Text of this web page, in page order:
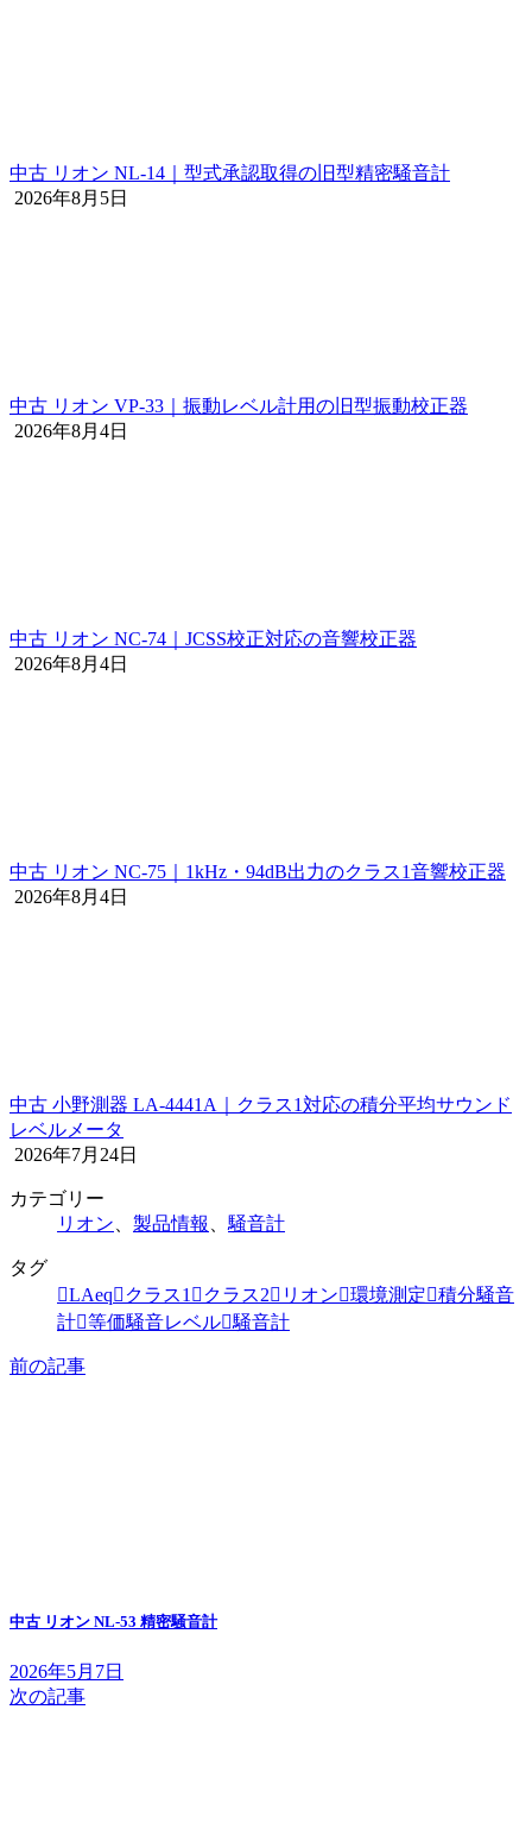
中古 リオン NL-14｜型式承認取得の旧型精密騒音計
2026年8月5日
中古 リオン VP-33｜振動レベル計用の旧型振動校正器
2026年8月4日
中古 リオン NC-74｜JCSS校正対応の音響校正器
2026年8月4日
中古 リオン NC-75｜1kHz・94dB出力のクラス1音響校正器
2026年8月4日
中古 小野測器 LA-4441A｜クラス1対応の積分平均サウンド
レベルメータ
2026年7月24日
カテゴリー
リオン
製品情報 騒音計
タグ
LAeq
クラス1 クラス2 リオン 環境測定
積分騒音
計 等価騒音レベル 騒音計
前の記事
中古 リオン NL-53 精密騒音計
2026年5月7日
次の記事